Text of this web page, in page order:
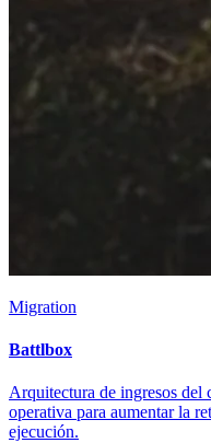
Migration
Battlbox
Arquitectura de ingresos del
operativa para aumentar la
ejecución.